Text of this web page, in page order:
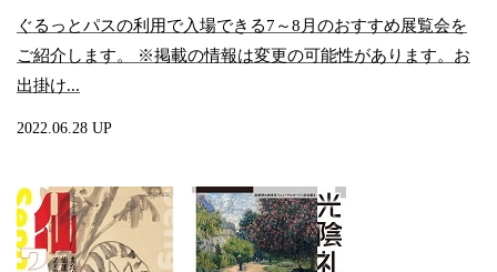
ぐるっとパスの利用で入場できる7～8月のおすすめ展覧会を
ご紹介します。 ※掲載の情報は変更の可能性があります。お
出掛け...
2022.06.28 UP